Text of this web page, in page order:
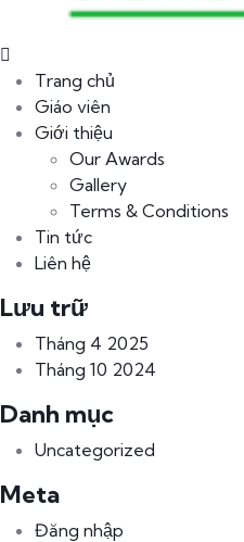
Trang chủ
Giáo viên
Giới thiệu
Our Awards
Gallery
Terms & Conditions
Tin tức
Liên hệ
Lưu trữ
Tháng 4 2025
Tháng 10 2024
Danh mục
Uncategorized
Meta
Đăng nhập